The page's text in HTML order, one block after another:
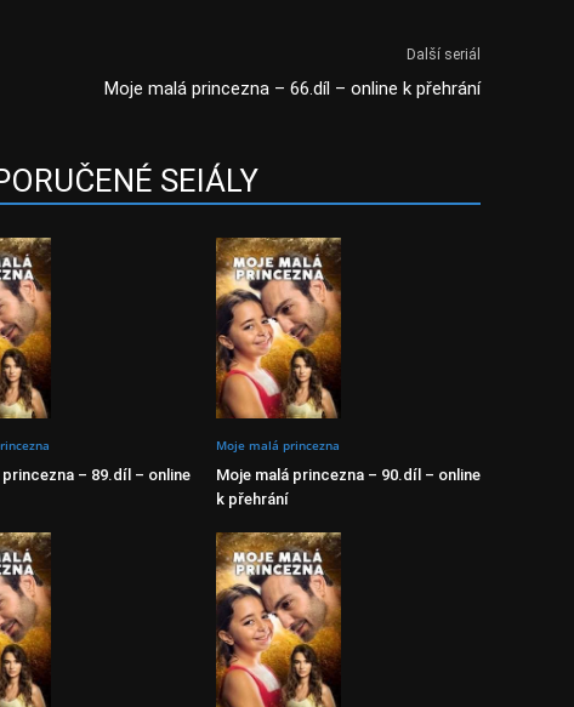
Další seriál
Moje malá princezna – 66.díl – online k přehrání
SEIÁLY
princezna – 89.díl – online
Moje malá princezna
Moje malá princezna – 90.díl – online
k přehrání